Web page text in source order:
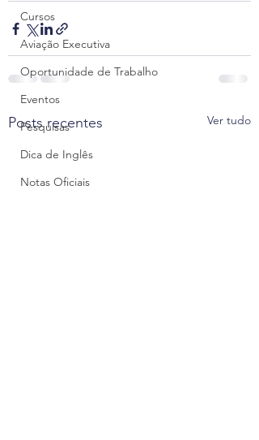
Cursos
Aviação Executiva
Oportunidade de Trabalho
Eventos
Pesquisas
Dica de Inglês
Notas Oficiais
Posts recentes Ver tudo